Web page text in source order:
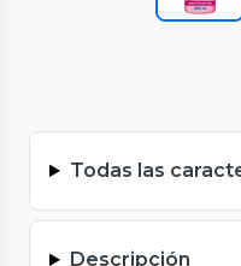
Todas las
Descripción